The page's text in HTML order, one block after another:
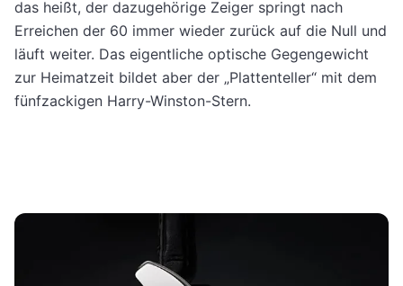
das heißt, der dazugehörige Zeiger springt nach
Erreichen der 60 immer wieder zurück auf die Null und
läuft weiter. Das eigentliche optische Gegengewicht
zur Heimatzeit bildet aber der „Plattenteller“ mit dem
fünfzackigen Harry-Winston-Stern.